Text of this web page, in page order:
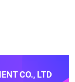
CO., LTD